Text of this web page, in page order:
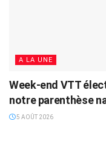
A LA UNE
Week-end VTT
notre parenthèse
5 AOÛT 2026